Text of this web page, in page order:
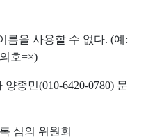
름을 사용할 수 없다. (예:
호=×)
종민(010-6420-0780) 문
심의 위원회